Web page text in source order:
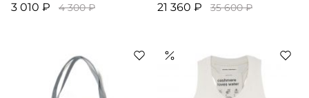
3 010 ₽ 4 300 ₽ 21 360 ₽ 35 600 ₽